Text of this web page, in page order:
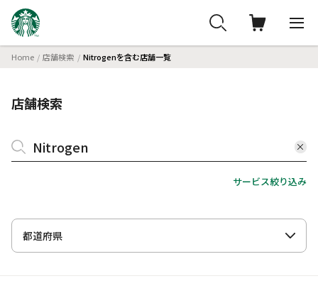
Home 店舗検索 Nitrogenを含む店舗一覧
店舗検索
サービス絞り込み
都道府県